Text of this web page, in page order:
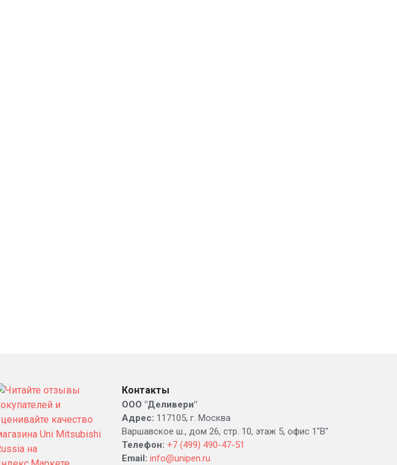
Контакты
ООО "Деливери"
Адрес: 117105, г. Москва
Варшавское ш., дом 26, стр. 10, этаж 5, офис 1"В"
Телефон: +7 (499) 490-47-51
Email: info@unipen.ru